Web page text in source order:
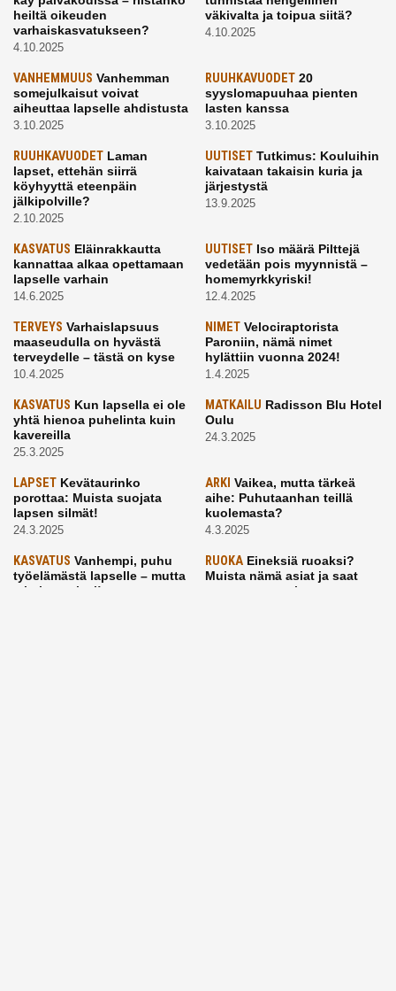
heiltä oikeuden
varhaiskasvatukseen?
4.10.2025
väkivalta ja toipua siitä?
4.10.2025
VANHEMMUUS Vanhemman
somejulkaisut voivat
aiheuttaa lapselle ahdistusta
3.10.2025
RUUHKAVUODET20
syyslomapuuhaa pienten
lasten kanssa
3.10.2025
RUUHKAVUODET Laman
lapset, ettehän siirrä
köyhyyttä eteenpäin
jälkipolville?
2.10.2025
UUTISETTutkimus: Kouluihin
kaivataan takaisin kuria ja
järjestystä
13.9.2025
KASVATUS Eläinrakkautta
kannattaa alkaa opettamaan
lapselle varhain
14.6.2025
UUTISETIso määrä Pilttejä
vedetään pois myynnistä –
homemyrkkyriski!
12.4.2025
TERVEYS Varhaislapsuus
maaseudulla on hyvästä
terveydelle – tästä on kyse
10.4.2025
NIMETVelociraptorista
Paroniin, nämä nimet
hylättiin vuonna 2024!
1.4.2025
KASVATUS Kun lapsella ei ole
yhtä hienoa puhelinta kuin
kavereilla
25.3.2025
MATKAILU Radisson Blu Hotel
Oulu
24.3.2025
LAPSET Kevätaurinko
porottaa: Muista suojata
lapsen silmät!
24.3.2025
ARKI Vaikea, mutta tärkeä
aihe: Puhutaanhan teillä
kuolemasta?
4.3.2025
KASVATUS Vanhempi, puhu
työelämästä lapselle – mutta
mieti sanojasi!
RUOKAEineksiä ruoaksi?
Muista nämä asiat ja saat
paremman aterian